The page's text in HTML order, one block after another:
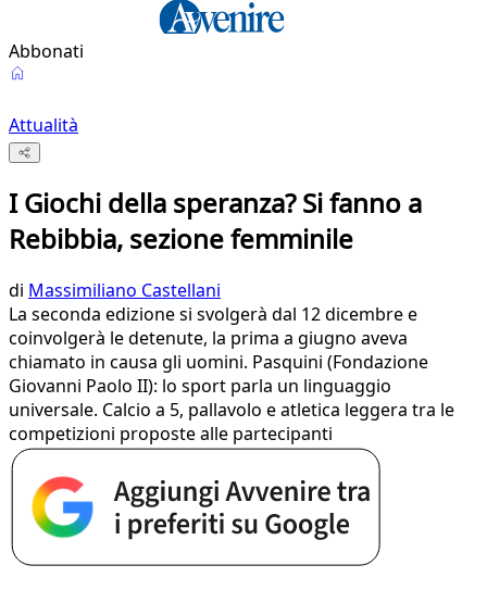
Abbonati
Attualità
I Giochi della speranza? Si fanno a
Rebibbia, sezione femminile
di Massimiliano Castellani
La seconda edizione si svolgerà dal 12 dicembre e
coinvolgerà le detenute, la prima a giugno aveva
chiamato in causa gli uomini. Pasquini (Fondazione
Giovanni Paolo II): lo sport parla un linguaggio
universale. Calcio a 5, pallavolo e atletica leggera tra le
competizioni proposte alle partecipanti